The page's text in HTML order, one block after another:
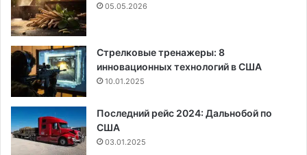
05.05.2026
Стрелковые тренажеры: 8
инновационных технологий в США
10.01.2025
Последний рейс 2024: Дальнобой по
США
03.01.2025